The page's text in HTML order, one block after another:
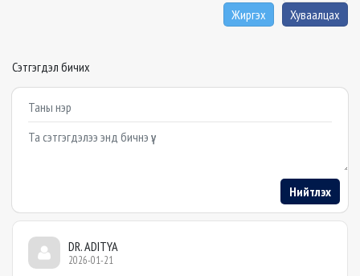
Жиргэх
Хуваалцах
Сэтгэгдэл бичих
Example textarea
Нийтлэх
DR. ADITYA
2026-01-21